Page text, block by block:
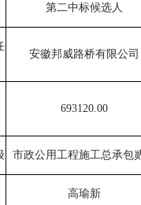
第二中标候选人
安徽邦威路桥有限公司
693120.00
市政公用工程施工总承包
高瑜新